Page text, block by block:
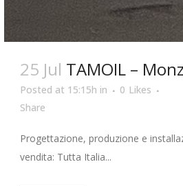
25 Jul TAMOIL –
Posted at 15:15h in 0 Likes
Share
Progettazione, produzione e
vendita: Tutta Italia...